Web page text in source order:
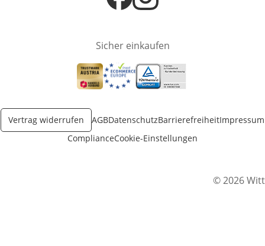
Öffnet in neuem Fenster
Öffnet in neuem Fenster
Sicher einkaufen
Öffnet in neuem Fenster
Öffnet in neuem Fenster
Öffnet in neuem Fenster
Vertrag widerrufen AGBDatenschutzBarrierefreiheitImpressum
ComplianceCookie-Einstellungen
© 2026 Witt